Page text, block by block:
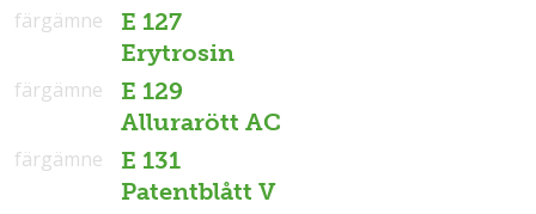
E 127
Erytrosin
färgämne
E 129
Allurarött AC
färgämne
E 131
Patentblått V
färgämne